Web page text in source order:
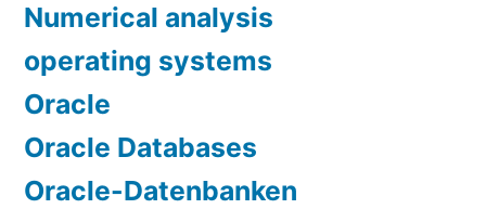
Numerical analysis
operating systems
Oracle
Oracle Databases
Oracle-Datenbanken